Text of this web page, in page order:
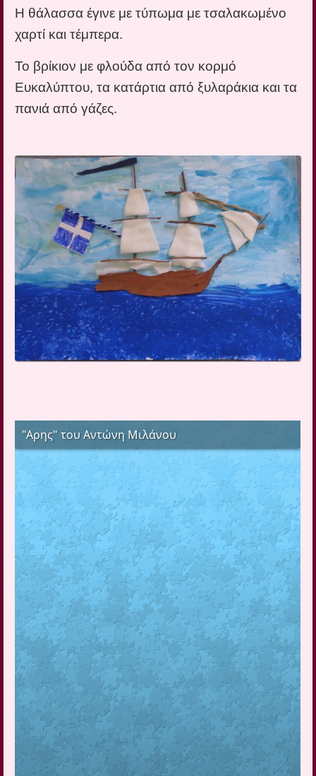
Η θάλασσα έγινε με τύπωμα με τσαλακωμένο
χαρτί και τέμπερα.
Το βρίκιον με φλούδα από τον κορμό
Ευκαλύπτου, τα κατάρτια από ξυλαράκια και τα
πανιά από γάζες.